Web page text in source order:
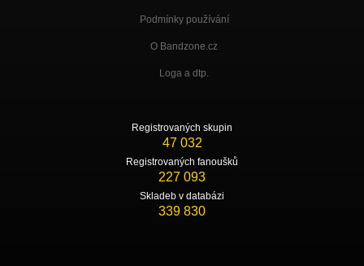
Podmínky používání
O Bandzone.cz
Loga a dtp.
Registrovaných skupin
47 032
Registrovaných fanoušků
227 093
Skladeb v databázi
339 830